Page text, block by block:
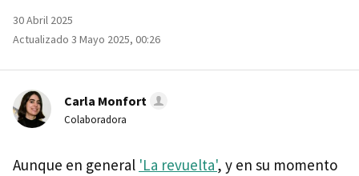
30 Abril 2025
Actualizado 3 Mayo 2025, 00:26
Carla Monfort
Colaboradora
Aunque en general 'La revuelta', y en su momento